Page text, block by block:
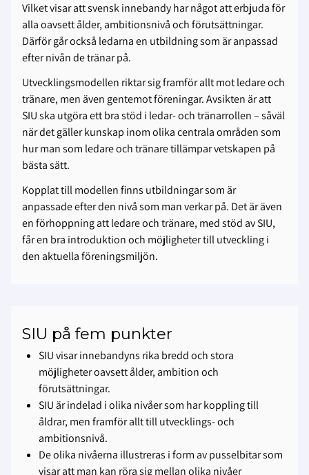
Vilket visar att svensk innebandy har något att erbjuda för
alla oavsett ålder, ambitionsnivå och förutsättningar.
Därför går också ledarna en utbildning som är anpassad
efter nivån de tränar på.
Utvecklingsmodellen riktar sig framför allt mot ledare och
tränare, men även gentemot föreningar. Avsikten är att
SIU ska utgöra ett bra stöd i ledar- och tränarrollen – såväl
när det gäller kunskap inom olika centrala områden som
hur man som ledare och tränare tillämpar vetskapen på
bästa sätt.
Kopplat till modellen finns utbildningar som är
anpassade efter den nivå som man verkar på. Det är även
en förhoppning att ledare och tränare, med stöd av SIU,
får en bra introduktion och möjligheter till utveckling i
den aktuella föreningsmiljön.
SIU på fem punkter
SIU visar innebandyns rika bredd och stora
möjligheter oavsett ålder, ambition och
förutsättningar.
SIU är indelad i olika nivåer som har koppling till
åldrar, men framför allt till utvecklings- och
ambitionsnivå.
De olika nivåerna illustreras i form av pusselbitar som
visar att man kan röra sig mellan olika nivåer